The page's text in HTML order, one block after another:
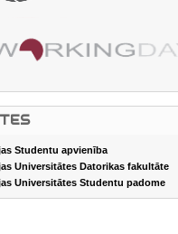
Studentu apvienība
Universitātes Datorikas fakultāte
Universitātes Studentu padome